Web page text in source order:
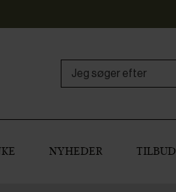
NYHEDER TILBUD